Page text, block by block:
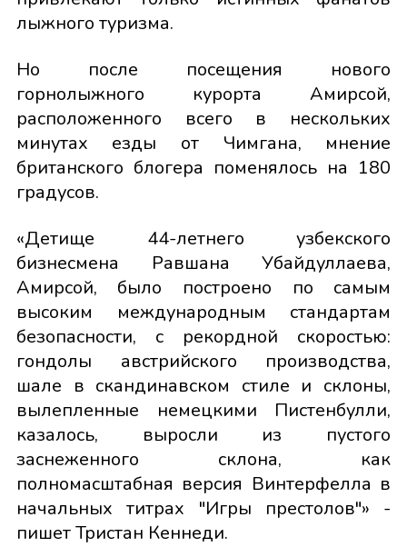
лыжного туризма.
Но после посещения нового
горнолыжного курорта Амирсой,
расположенного всего в нескольких
минутах езды от Чимгана, мнение
британского блогера поменялось на 180
градусов.
«Детище 44-летнего узбекского
бизнесмена Равшана Убайдуллаева,
Амирсой, было построено по самым
высоким международным стандартам
безопасности, с рекордной скоростью:
гондолы австрийского производства,
шале в скандинавском стиле и склоны,
вылепленные немецкими Пистенбулли,
казалось, выросли из пустого
заснеженного склона, как
полномасштабная версия Винтерфелла в
начальных титрах "Игры престолов"» -
пишет Тристан Кеннеди.